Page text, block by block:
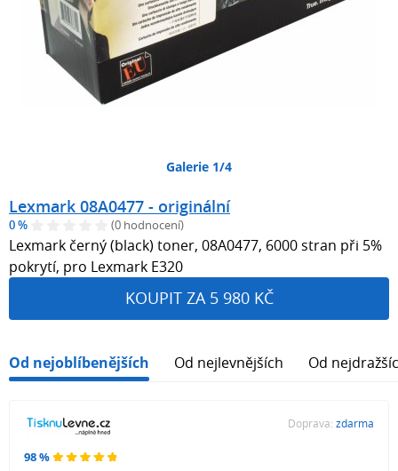
Galerie 1/4
Lexmark 08A0477 - originální
0 % (0 hodnocení)
Lexmark černý (black) toner, 08A0477, 6000 stran při 5%
pokrytí, pro Lexmark E320
KOUPIT ZA 5 980 KČ
Od nejoblíbenějších Od nejlevnějších Od
98 %
Doprava: zdarma